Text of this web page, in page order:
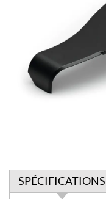
SPÉCIFICATIONS